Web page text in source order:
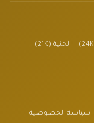
الجنية (21K)
سياسة الخصوصية